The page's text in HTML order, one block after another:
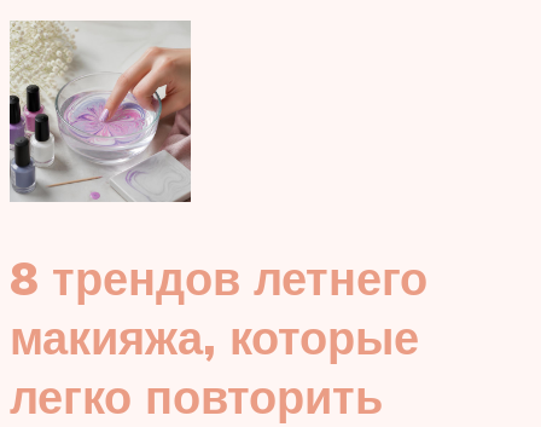
8 трендов летнего
макияжа, которые
легко повторить